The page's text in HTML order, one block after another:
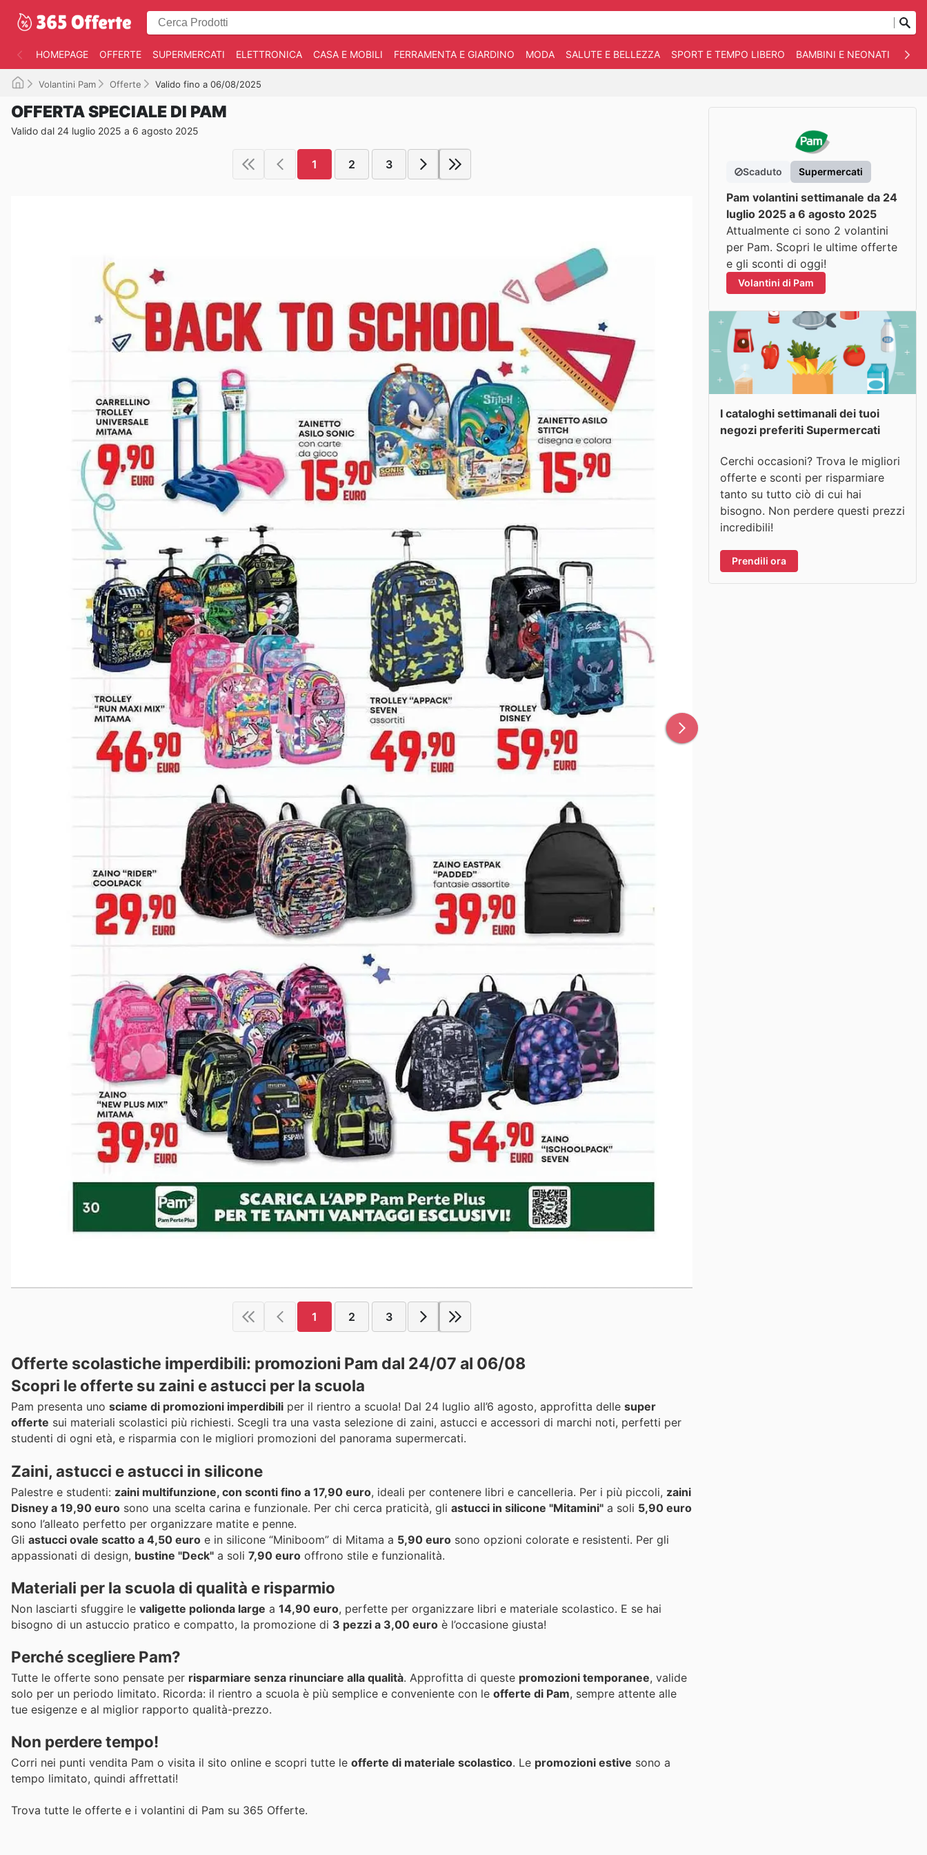
HOMEPAGE OFFERTE SUPERMERCATI ELETTRONICA CASA E MOBILI FERRAMENTA E GIARDINO MODA SALUTE E BELLEZZA SPORT E TEMPO LIBERO BAMBINI E NEONATI
Volantini Pam Offerte Valido fino a 06/08/2025
OFFERTA SPECIALE DI PAM
Valido dal 24 luglio 2025 a 6 agosto 2025
1 2 3
1 2 3
Offerte scolastiche imperdibili: promozioni Pam dal 24/07 al 06/08
Scopri le offerte su zaini e astucci per la scuola
Pam presenta uno sciame di promozioni imperdibili per il rientro a scuola! Dal 24 luglio all’6 agosto, approfitta delle super
offerte sui materiali scolastici più richiesti. Scegli tra una vasta selezione di zaini, astucci e accessori di marchi noti, perfetti per
studenti di ogni età, e risparmia con le migliori promozioni del panorama supermercati.
Zaini, astucci e astucci in silicone
Palestre e studenti: zaini multifunzione, con sconti fino a 17,90 euro, ideali per contenere libri e cancelleria. Per i più piccoli, zaini
Disney a 19,90 euro sono una scelta carina e funzionale. Per chi cerca praticità, gli astucci in silicone "Mitamini" a soli 5,90 euro
sono l’alleato perfetto per organizzare matite e penne.
Gli astucci ovale scatto a 4,50 euro e in silicone “Miniboom” di Mitama a 5,90 euro sono opzioni colorate e resistenti. Per gli
appassionati di design, bustine "Deck" a soli 7,90 euro offrono stile e funzionalità.
Materiali per la scuola di qualità e risparmio
Non lasciarti sfuggire le valigette polionda large a 14,90 euro, perfette per organizzare libri e materiale scolastico. E se hai
bisogno di un astuccio pratico e compatto, la promozione di 3 pezzi a 3,00 euro è l’occasione giusta!
Perché scegliere Pam?
Tutte le offerte sono pensate per risparmiare senza rinunciare alla qualità. Approfitta di queste promozioni temporanee, valide
solo per un periodo limitato. Ricorda: il rientro a scuola è più semplice e conveniente con le offerte di Pam, sempre attente alle
tue esigenze e al miglior rapporto qualità-prezzo.
Non perdere tempo!
Corri nei punti vendita Pam o visita il sito online e scopri tutte le offerte di materiale scolastico. Le promozioni estive sono a
tempo limitato, quindi affrettati!
Trova tutte le offerte e i volantini di Pam su 365 Offerte.
Scaduto Supermercati
Pam volantini settimanale da 24
luglio 2025 a 6 agosto 2025
Attualmente ci sono 2 volantini
per Pam. Scopri le ultime offerte
e gli sconti di oggi!
Volantini di Pam
I cataloghi settimanali dei tuoi
negozi preferiti Supermercati
Cerchi occasioni? Trova le migliori
offerte e sconti per risparmiare
tanto su tutto ciò di cui hai
bisogno. Non perdere questi prezzi
incredibili!
Prendili ora